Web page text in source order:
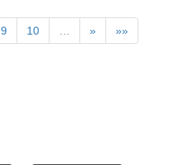
9 10 … » »»